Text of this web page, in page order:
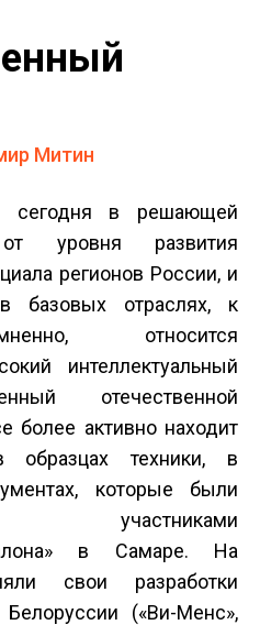
Митин
сегодня в решающей
уровня развития
регионов России, и
базовых отраслях, к
относится
интеллектуальный
отечественной
более активно находит
техники, в
которые были
участниками
в Самаре. На
свои разработки
(«Ви-Менс»,